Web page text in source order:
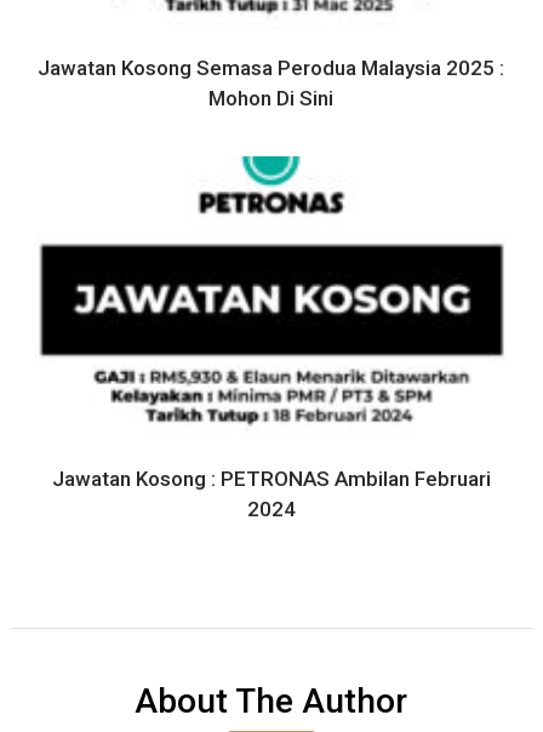
Jawatan Kosong Semasa Perodua Malaysia 2025 :
Mohon Di Sini
Jawatan Kosong : PETRONAS Ambilan Februari
2024
About The Author